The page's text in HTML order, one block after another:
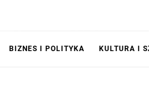
BIZNES I POLITYKA KULTURA I